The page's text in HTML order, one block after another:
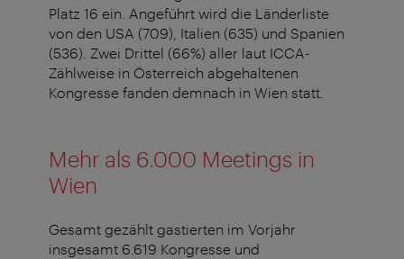
Platz 16 ein. Angeführt wird die Länderliste
von den USA (709), Italien (635) und Spanien
(536). Zwei Drittel (66%) aller laut ICCA-
Zählweise in Österreich abgehaltenen
Kongresse fanden demnach in Wien statt.
Mehr als 6.000 Meetings in
Wien
Gesamt gezählt gastierten im Vorjahr
insgesamt 6.619 Kongresse und